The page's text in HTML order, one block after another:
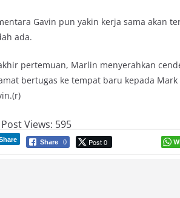
Gavin pun yakin kerja sama akan
ada.
pertemuan, Marlin menyerahkan
bertugas ke tempat baru kepada
Post Views: 595
Share 0 Post 0